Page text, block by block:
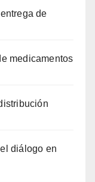
de
medicamentos
diálogo en